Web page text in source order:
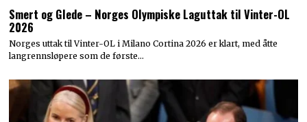
Smert og Glede – Norges Olympiske Laguttak til Vinter-OL
2026
Norges uttak til Vinter-OL i Milano Cortina 2026 er klart, med åtte
langrennsløpere som de første…